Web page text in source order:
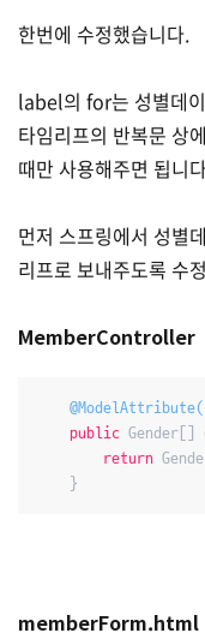
한번에 수정했습니다.
label의 for는 성별데
타임리프의 반복문 상
때만 사용해주면 됩니
먼저 스프링에서 성별
리프로 보내주도록 수
MemberController
public Gender[]
return
    }
memberForm.html